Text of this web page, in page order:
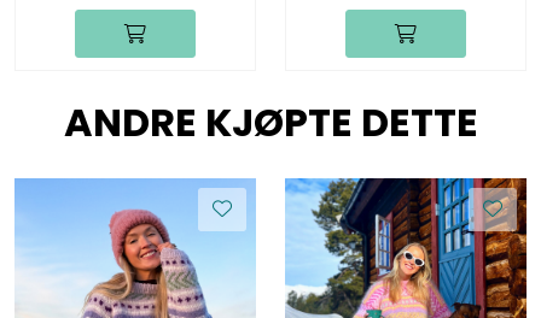
ANDRE KJØPTE DETTE